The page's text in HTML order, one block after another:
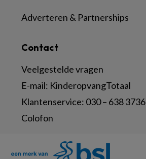
Contact
Veelgestelde vragen
E-mail: KinderopvangTotaal
Klantenservice: 030 – 638 3736
Colofon
Adverteren & Partnerships